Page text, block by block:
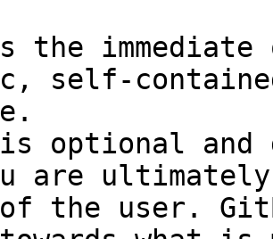
the
self-
optional and
are
the user.